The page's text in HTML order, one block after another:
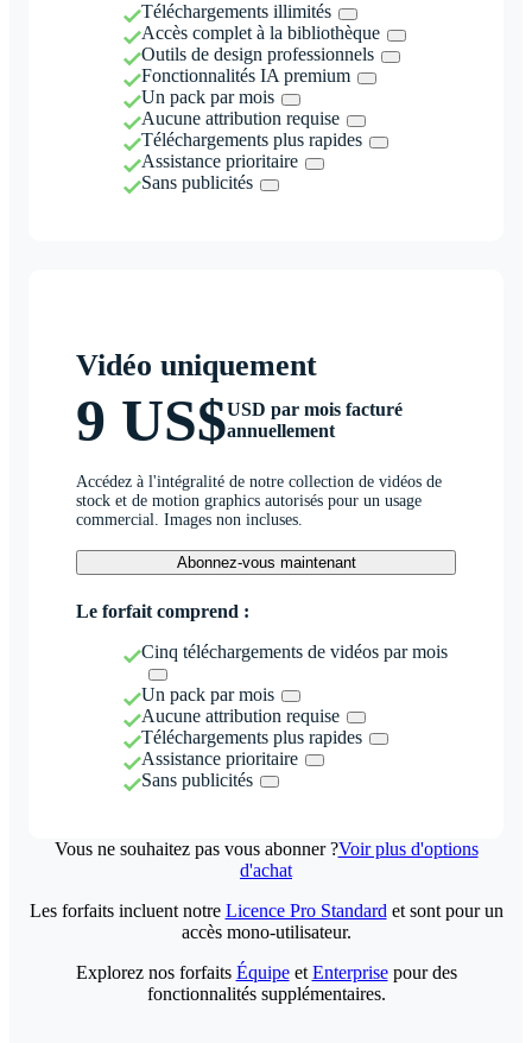
Téléchargements illimités
Accès complet à la bibliothèque
Outils de design professionnels
Fonctionnalités IA premium
Un pack par mois
Aucune attribution requise
Téléchargements plus rapides
Assistance prioritaire
Sans publicités
Vidéo uniquement
9 US$USD par mois facturé
annuellement
Accédez à l'intégralité de notre collection de vidéos de
stock et de motion graphics autorisés pour un usage
commercial. Images non incluses.
Abonnez-vous maintenant
Le forfait comprend :
Cinq téléchargements de vidéos par mois
Un pack par mois
Aucune attribution requise
Téléchargements plus rapides
Assistance prioritaire
Sans publicités
Vous ne souhaitez pas vous abonner ?Voir plus d'options
d'achat
Les forfaits incluent notre Licence Pro Standard et sont pour un
accès mono-utilisateur.
Explorez nos forfaits Équipeet Enterprisepour des
fonctionnalités supplémentaires.